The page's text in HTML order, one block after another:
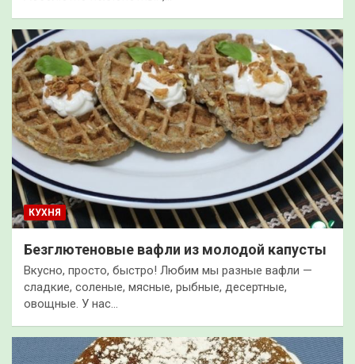
КУХНЯ
Безглютеновые вафли из молодой капусты
Вкусно, просто, быстро! Любим мы разные вафли —
сладкие, соленые, мясные, рыбные, десертные,
овощные. У нас…